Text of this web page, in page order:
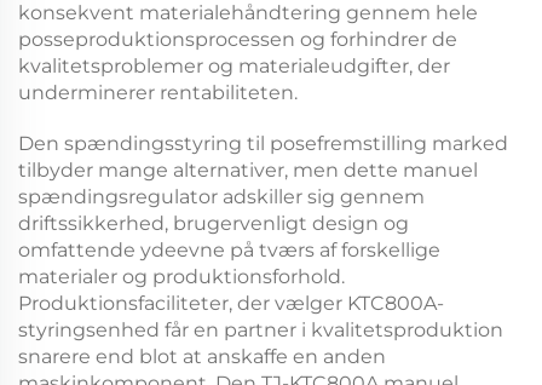
konsekvent materialehåndtering gennem hele
posseproduktionsprocessen og forhindrer de
kvalitetsproblemer og materialeudgifter, der
underminerer rentabiliteten.
Den spændingsstyring til posefremstilling marked
tilbyder mange alternativer, men dette manuel
spændingsregulator adskiller sig gennem
driftssikkerhed, brugervenligt design og
omfattende ydeevne på tværs af forskellige
materialer og produktionsforhold.
Produktionsfaciliteter, der vælger KTC800A-
styringsenhed får en partner i kvalitetsproduktion
snarere end blot at anskaffe en anden